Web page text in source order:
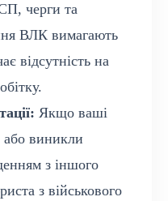
черги та
ВЛК вимагають
відсутність на
Якщо ваші
або виникли
з іншого
з військового